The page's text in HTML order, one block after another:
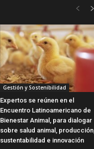
Gestión y Sostenibilidad
Expertos se reúnen en el
Encuentro Latinoamericano de
Bienestar Animal, para dialogar
sobre salud animal, producción,
sustentabilidad e innovación